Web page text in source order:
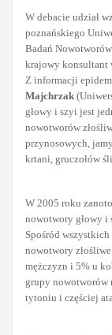
W debacie udział
poznańskiego
Badań
krajowy
Z informacji
Majchrzak
głowy i szyi jest
nowotworów
przynosowych,
krtani, gruczołów
W 2005 roku
nowotwory głowy i
Spośród
nowotwory
mężczyzn i 5% u
grupy nowotworów
tytoniu i częściej